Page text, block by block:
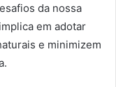
da nossa
em adotar
e minimizem